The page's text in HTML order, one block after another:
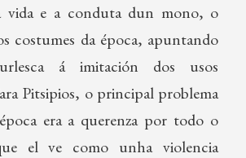
vida e a conduta dun mono, o
costumes da época, apuntando
á imitación dos usos
Pitsipios, o principal problema
era a querenza por todo o
el ve como unha violencia